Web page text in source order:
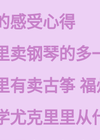
感受心得
卖钢琴的多
有卖古筝
尤克里里从